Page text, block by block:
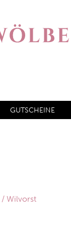
GUTSCHEINE
/ Wilvorst